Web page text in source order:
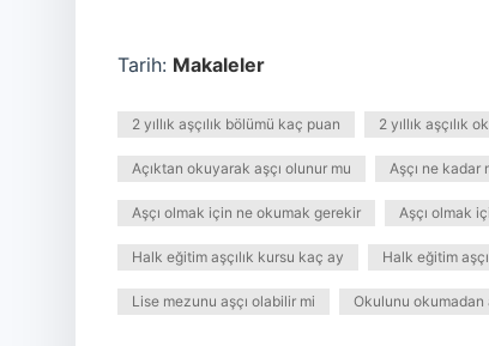
Tarih: Makaleler
2 yıllık aşçılık bölümü kaç puan 2 yıllık aşçılık
Açıktan okuyarak aşçı olunur mu Aşçı ne kadar
Aşçı olmak için ne okumak gerekir Aşçı olmak
Halk eğitim aşçılık kursu kaç ay Halk eğitim
Lise mezunu aşçı olabilir mi Okulunu okumadan